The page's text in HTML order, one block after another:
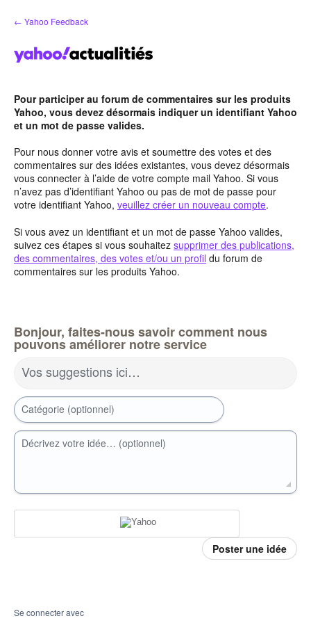
Aller
au
← Yahoo Feedback
Pour participer au forum de commentaires sur les produits
Yahoo, vous devez désormais indiquer un identifiant Yahoo
et un mot de passe valides.
Pour nous donner votre avis et soumettre des votes et des
commentaires sur des idées existantes, vous devez désormais
vous connecter à l’aide de votre compte mail Yahoo. Si vous
n’avez pas d’identifiant Yahoo ou pas de mot de passe pour
votre identifiant Yahoo, veuillez créer un nouveau compte.
Si vous avez un identifiant et un mot de passe Yahoo valides,
suivez ces étapes si vous souhaitez supprimer des publications,
des commentaires, des votes et/ou un profil du forum de
commentaires sur les produits Yahoo.
Bonjour, faites-nous savoir comment nous
pouvons améliorer notre service
Vos suggestions ici…
Catégorie (optionnel)
Décrivez votre idée… (optionnel)
Poster une idée
Se connecter avec